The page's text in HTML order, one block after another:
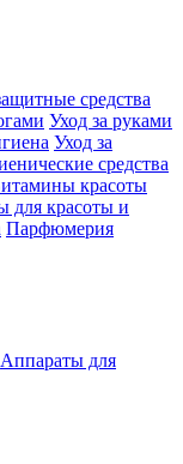
средства
Уход за руками
Уход за
средства
красоты
для красоты и
Парфюмерия
Аппараты для